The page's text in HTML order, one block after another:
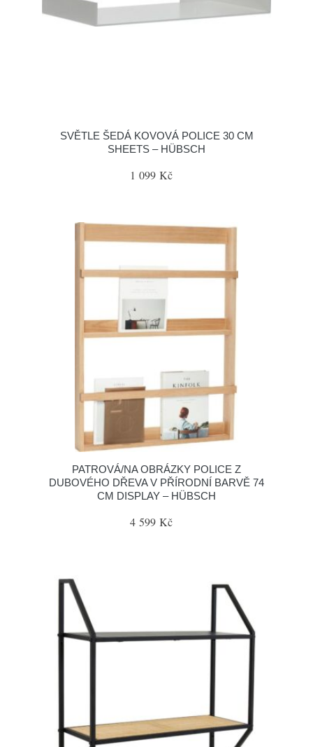
SVĚTLE ŠEDÁ KOVOVÁ POLICE 30 CM
SHEETS – HÜBSCH
1 099 Kč
PATROVÁ/NA OBRÁZKY POLICE Z
DUBOVÉHO DŘEVA V PŘÍRODNÍ BARVĚ 74
CM DISPLAY – HÜBSCH
4 599 Kč